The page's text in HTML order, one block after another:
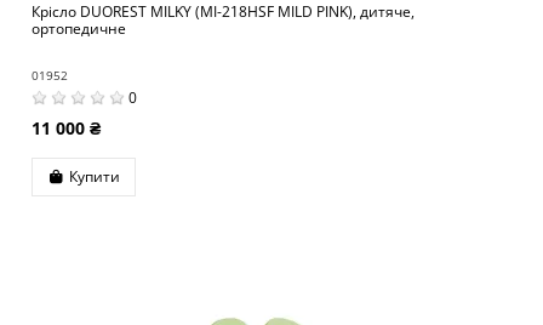
Крісло DUOREST MILKY (MI-218НSF MILD PINK), дитяче,
ортопедичне
01952
0
11 000 ₴
Купити